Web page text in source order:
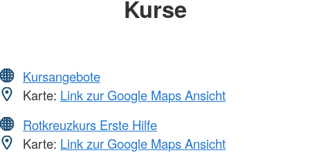
Kurse
Kursangebote
Karte: Link zur Google Maps Ansicht
Rotkreuzkurs Erste Hilfe
Karte: Link zur Google Maps Ansicht